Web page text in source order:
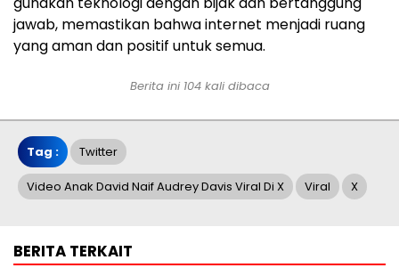
jawab, memastikan bahwa internet menjadi ruang
yang aman dan positif untuk semua.
Berita ini 104 kali dibaca
Tag : Twitter
Video Anak David Naif Audrey Davis Viral Di X Viral X
BERITA TERKAIT